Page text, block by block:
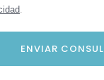
.